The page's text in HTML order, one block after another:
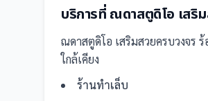
บริการที่ ณดาสตูดิโอ เสริ
ณดาสตูดิโอ เสริมสวยครบวงจร ร้
ใกล้เคียง
ร้านทำเล็บ